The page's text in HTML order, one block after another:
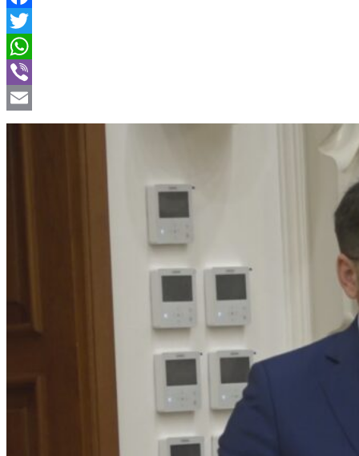
Facebook
Twitter
WhatsApp
Viber
Email